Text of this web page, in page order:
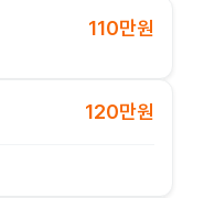
110만원
120만원